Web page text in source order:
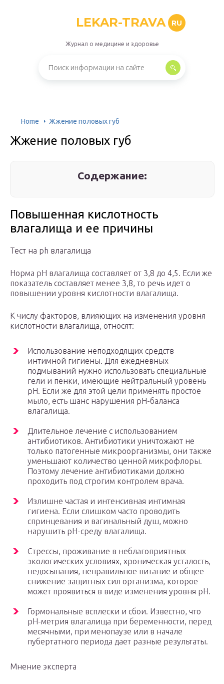
LEKAR-TRAVA RU
Журнал о медицине и здоровье
Home Жжение половых губ
Жжение половых губ
Содержание:
Повышенная кислотность
влагалища и ее причины
Тест на ph влагалища
Норма pH влагалища составляет от 3,8 до 4,5. Если же
показатель составляет менее 3,8, то речь идет о
повышении уровня кислотности влагалища.
К числу факторов, влияющих на изменения уровня
кислотности влагалища, относят:
Использование неподходящих средств
интимной гигиены. Для ежедневных
подмываний нужно использовать специальные
гели и пенки, имеющие нейтральный уровень
pH. Если же для этой цели применять простое
мыло, есть шанс нарушения pH-баланса
влагалища.
Длительное лечение с использованием
антибиотиков. Антибиотики уничтожают не
только патогенные микроорганизмы, они также
уменьшают количество ценной микрофлоры.
Поэтому лечение антибиотиками должно
проходить под строгим контролем врача.
Излишне частая и интенсивная интимная
гигиена. Если слишком часто проводить
спринцевания и вагинальный душ, можно
нарушить pH-среду влагалища.
Стрессы, проживание в неблагоприятных
экологических условиях, хроническая усталость,
недосыпания, неправильное питание и общее
снижение защитных сил организма, которое
может проявиться в виде изменения уровня pH.
Гормональные всплески и сбои. Известно, что
pH-метрия влагалища при беременности, перед
месячными, при менопаузе или в начале
пубертатного периода дает разные результаты.
Мнение эксперта